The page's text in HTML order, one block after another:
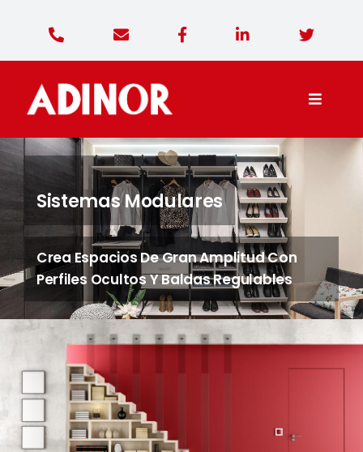
Toggle
Adinor Diseño
Productos
Contacto
Sistemas Modulares
Crea Espacios De Gran Amplitud Con
Perfiles Ocultos Y Baldas Regulables